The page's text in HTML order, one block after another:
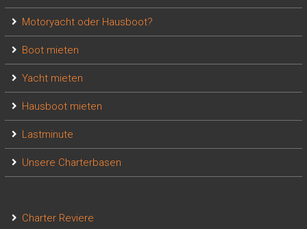
Motoryacht oder Hausboot?
Boot mieten
Yacht mieten
Hausboot mieten
Lastminute
Unsere Charterbasen
Charter Reviere